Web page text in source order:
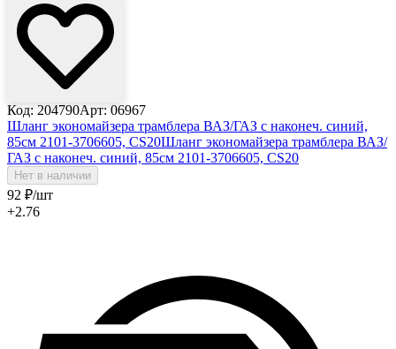
Код: 204790Арт: 06967
Шланг экономайзера трамблера ВАЗ/ГАЗ с наконеч. синий,
85см 2101-3706605, CS20Шланг экономайзера трамблера ВАЗ/
ГАЗ с наконеч. синий, 85см 2101-3706605, CS20
Нет в наличии
92 ₽/шт
+2.76